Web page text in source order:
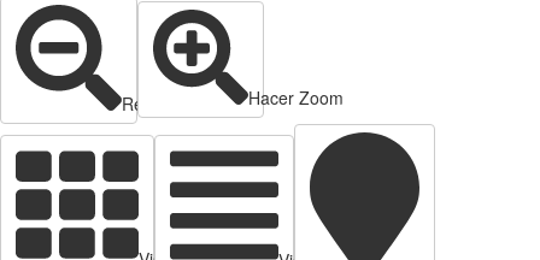
Reducir zoom Hacer Zoom